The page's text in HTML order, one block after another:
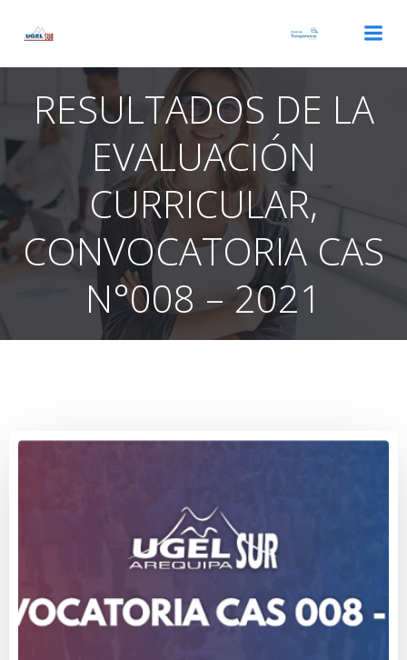
RESULTADOS DE LA
EVALUACIÓN
CURRICULAR,
CONVOCATORIA CAS
N°008 – 2021